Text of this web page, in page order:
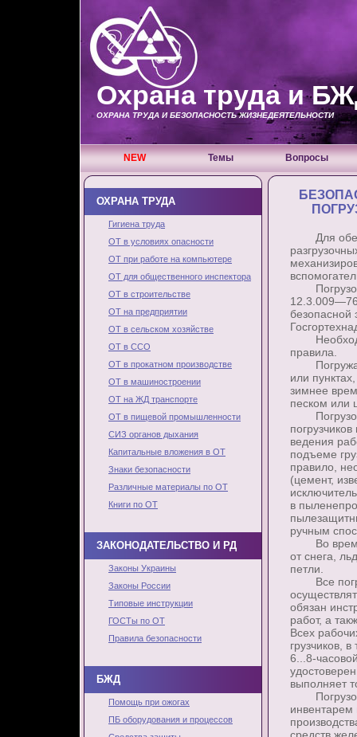
Охрана труда и
ОХРАНА ТРУДА И БЕЗОПАСНОСТЬ ЖИЗНЕДЕЯТЕЛЬНОСТИ
NEW Темы Вопросы
Для
безопасной
правила.
или
зимнее
песком или
ведения
подъеме
правило,
(цемент,
в
ручным
Во время
от снега,
петли.
Все
обязан
работ, а
Всех
грузчиков,
6...8-
выполняет
ОХРАНА ТРУДА
Гигиена труда
ОТ в условиях опасности
ОТ при работе на компьютере
ОТ для общественного инспектора
ОТ в строительстве
ОТ на предприятии
ОТ в сельском хозяйстве
ОТ в ССО
ОТ в прокатном производстве
ОТ в машиностроении
ОТ на ЖД транспорте
ОТ в пищевой промышленности
СИЗ органов дыхания
Капитальные вложения в ОТ
Знаки безопасности
Различные материалы по ОТ
Книги по ОТ
ЗАКОНОДАТЕЛЬСТВО И РД
Законы Украины
Законы России
Типовые инструкции
ГОСТы по ОТ
Правила безопасности
БЖД
Помощь при ожогах
ПБ оборудования и процессов